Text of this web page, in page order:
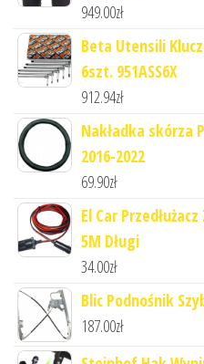
949.00zł
Beta Utensili
6szt. 951ASS6X
912.94zł
Nakładka skórza
2016-2022
69.90zł
El Car
5M Długi
34.00zł
Blic Podnośnik
187.00zł